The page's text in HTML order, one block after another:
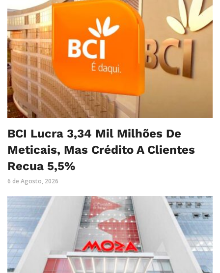
BCI Lucra 3,34 Mil Milhões De
Meticais, Mas Crédito A Clientes
Recua 5,5%
6 de Agosto, 2026